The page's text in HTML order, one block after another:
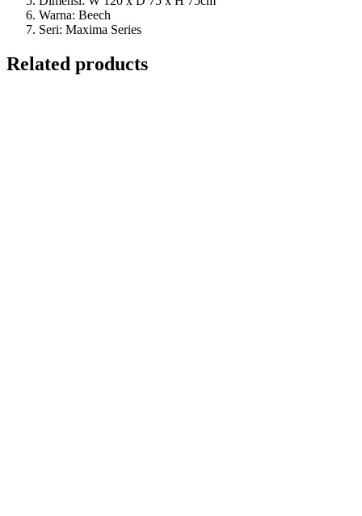
Warna: Beech
Seri: Maxima Series
Related products